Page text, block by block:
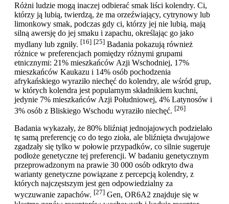
Różni ludzie mogą inaczej odbierać smak liści kolendry. Ci,
którzy ją lubią, twierdzą, że ma orzeźwiający, cytrynowy lub
limonkowy smak, podczas gdy ci, którzy jej nie lubią, mają
silną awersję do jej smaku i zapachu, określając go jako
mydlany lub zgniły. [16] [25] Badania pokazują również
różnice w preferencjach pomiędzy różnymi grupami
etnicznymi: 21% mieszkańców Azji Wschodniej, 17%
mieszkańców Kaukazu i 14% osób pochodzenia
afrykańskiego wyraziło niechęć do kolendry, ale wśród grup,
w których kolendra jest popularnym składnikiem kuchni,
jedynie 7% mieszkańców Azji Południowej, 4% Latynosów i
3% osób z Bliskiego Wschodu wyraziło niechęć. [26]
Badania wykazały, że 80% bliźniąt jednojajowych podzielało
tę samą preferencję co do tego zioła, ale bliźnięta dwujajowe
zgadzały się tylko w połowie przypadków, co silnie sugeruje
podłoże genetyczne tej preferencji. W badaniu genetycznym
przeprowadzonym na prawie 30 000 osób odkryto dwa
warianty genetyczne powiązane z percepcją kolendry, z
których najczęstszym jest gen odpowiedzialny za
wyczuwanie zapachów. [27] Gen, OR6A2 znajduje się w